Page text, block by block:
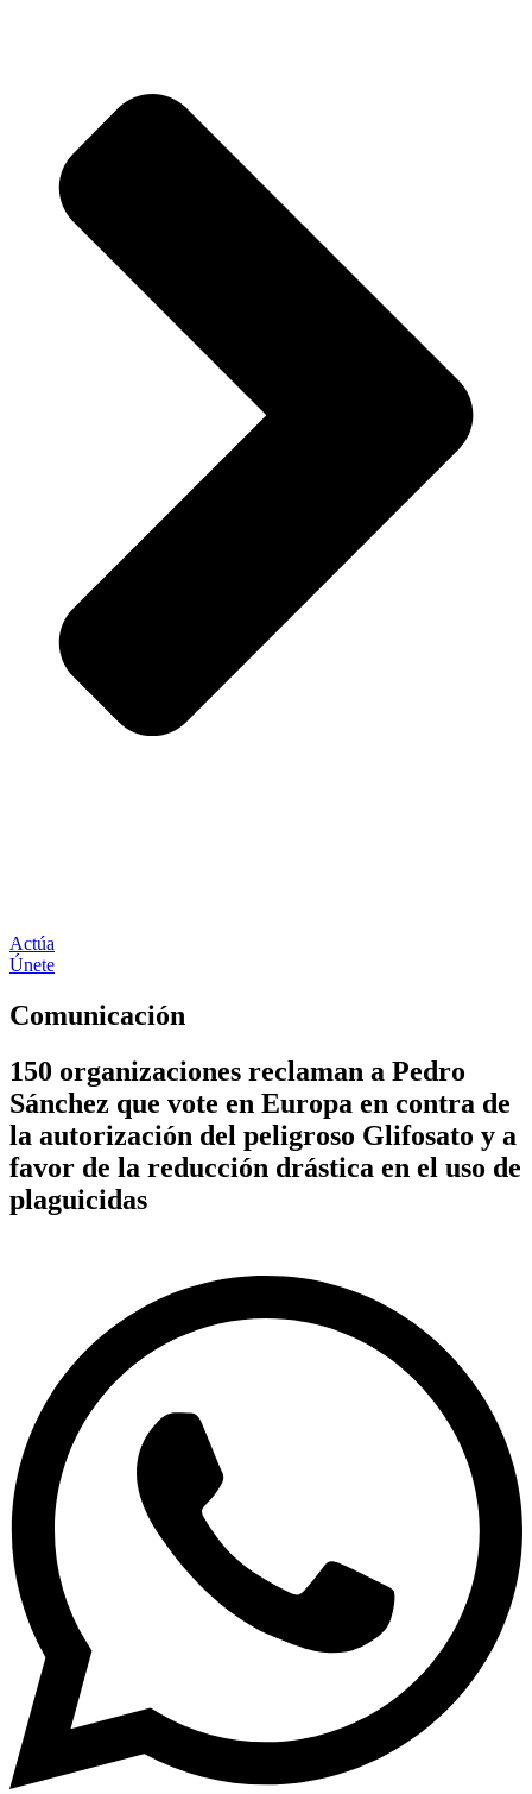
Actúa
Únete
Comunicación
150 organizaciones reclaman a Pedro
Sánchez que vote en Europa en contra de
la autorización del peligroso Glifosato y a
favor de la reducción drástica en el uso de
plaguicidas